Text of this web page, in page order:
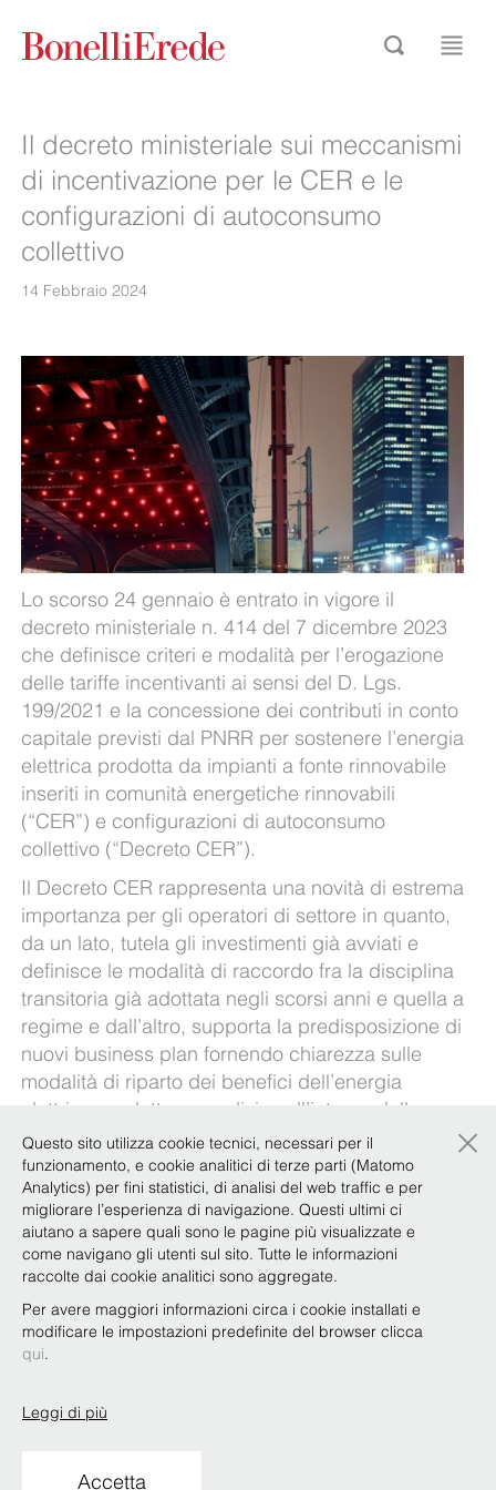
Il decreto ministeriale sui meccanismi
di incentivazione per le CER e le
configurazioni di autoconsumo
collettivo
14 Febbraio 2024
Lo scorso 24 gennaio è entrato in vigore il
decreto ministeriale n. 414 del 7 dicembre 2023
che definisce criteri e modalità per l’erogazione
delle tariffe incentivanti ai sensi del D. Lgs.
199/2021 e la concessione dei contributi in conto
capitale previsti dal PNRR per sostenere l’energia
elettrica prodotta da impianti a fonte rinnovabile
inseriti in comunità energetiche rinnovabili
(“CER”) e configurazioni di autoconsumo
collettivo (“Decreto CER”).
Il Decreto CER rappresenta una novità di estrema
importanza per gli operatori di settore in quanto,
da un lato, tutela gli investimenti già avviati e
definisce le modalità di raccordo fra la disciplina
transitoria già adottata negli scorsi anni e quella a
regime e dall’altro, supporta la predisposizione di
nuovi business plan fornendo chiarezza sulle
modalità di riparto dei benefici dell’energia
elettrica prodotta e condivisa all’interno delle
configurazioni di autoconsumo energetico.
Quali sono le misure di agevolazione riconosciute
oggi alle CER? Quale la procedura da seguire
per accedervi?
Il nostroFocus Team Infrastrutture, Energia e
Transizione Ecologica
risponde a queste ed altre
domande nel documento disponibilequi.
Condizioni d'uso
Questo sito utilizza cookie tecnici, necessari per il
funzionamento, e cookie analitici di terze parti (Matomo
Analytics) per fini statistici, di analisi del web traffic e per
migliorare l’esperienza di navigazione. Questi ultimi ci
aiutano a sapere quali sono le pagine più visualizzate e
come navigano gli utenti sul sito. Tutte le informazioni
raccolte dai cookie analitici sono aggregate.
Per avere maggiori informazioni circa i cookie installati e
modificare le impostazioni predefinite del browser clicca
qui.
Leggi di più
Accetta
×